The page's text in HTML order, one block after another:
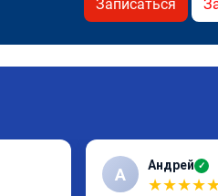
Записаться
А Андрей ✓
★★★★